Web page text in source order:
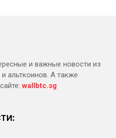
и важные новости из
альткоинов. А также
wallbtc.sg